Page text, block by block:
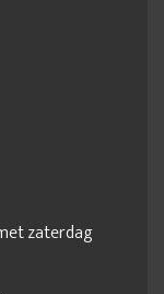
zaterdag